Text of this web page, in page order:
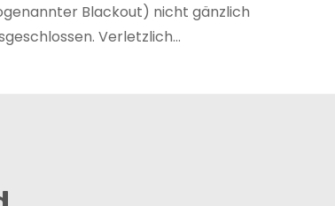
Blackout) nicht gänzlich
Verletzlich…